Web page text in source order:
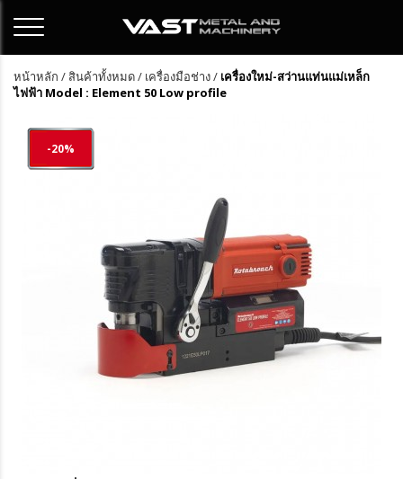
หน้าหลัก / สินค้าทั้งหมด/ เครื่องมือช่าง/ เครื่องใหม่-สว่านแท่นแม่เหล็ก
ไฟฟ้า Model : Element 50 Low profile
-20%